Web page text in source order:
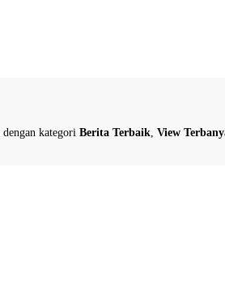
dengan kategori Berita Terbaik View